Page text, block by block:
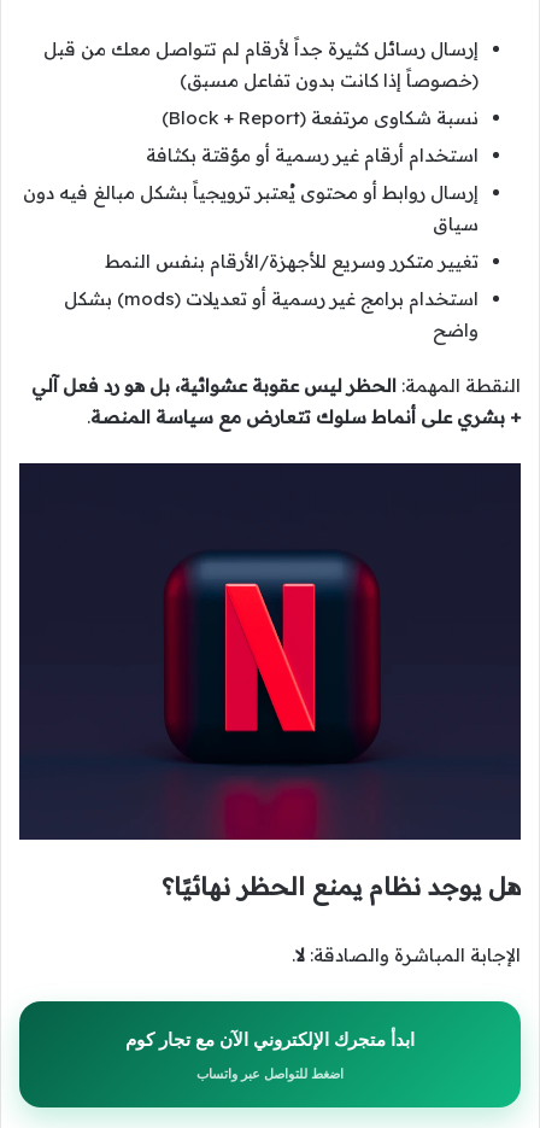
إرسال رسائل كثيرة جداً لأرقام لم تتواصل معك من قبل
(خصوصاً إذا كانت بدون تفاعل مسبق)
نسبة شكاوى مرتفعة (Block + Report)
استخدام أرقام غير رسمية أو مؤقتة بكثافة
إرسال روابط أو محتوى يُعتبر ترويجياً بشكل مبالغ فيه دون
سياق
تغيير متكرر وسريع للأجهزة/الأرقام بنفس النمط
استخدام برامج غير رسمية أو تعديلات (mods) بشكل
واضح
النقطة المهمة: الحظر ليس عقوبة عشوائية، بل هو رد فعل آلي
+ بشري على أنماط سلوك تتعارض مع سياسة المنصة.
هل يوجد نظام يمنع الحظر نهائيًا؟
الإجابة المباشرة والصادقة: لا.
ابدأ متجرك الإلكتروني الآن مع تجار كوم
اضغط للتواصل عبر واتساب